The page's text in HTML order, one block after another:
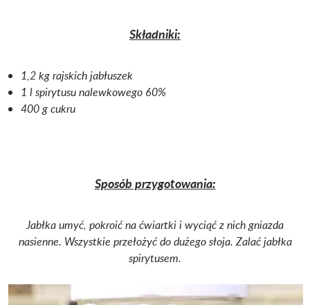
Składniki:
1,2 kg rajskich jabłuszek
1 l spirytusu nalewkowego 60%
400 g cukru
Sposób przygotowania:
Jabłka umyć, pokroić na ćwiartki i wyciąć z nich gniazda
nasienne. Wszystkie przełożyć do dużego słoja. Zalać jabłka
spirytusem.